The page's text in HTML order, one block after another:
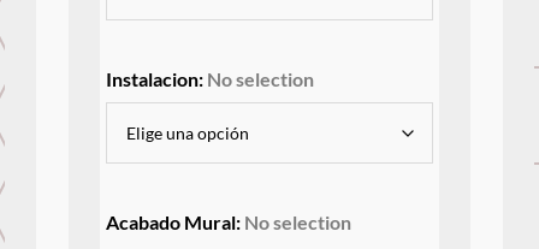
Instalacion: No selection
Acabado Mural: No selection